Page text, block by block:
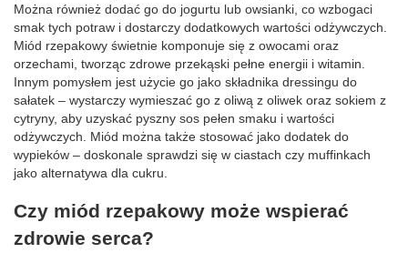
Można również dodać go do jogurtu lub owsianki, co wzbogaci
smak tych potraw i dostarczy dodatkowych wartości odżywczych.
Miód rzepakowy świetnie komponuje się z owocami oraz
orzechami, tworząc zdrowe przekąski pełne energii i witamin.
Innym pomysłem jest użycie go jako składnika dressingu do
sałatek – wystarczy wymieszać go z oliwą z oliwek oraz sokiem z
cytryny, aby uzyskać pyszny sos pełen smaku i wartości
odżywczych. Miód można także stosować jako dodatek do
wypieków – doskonale sprawdzi się w ciastach czy muffinkach
jako alternatywa dla cukru.
Czy miód rzepakowy może wspierać
zdrowie serca?